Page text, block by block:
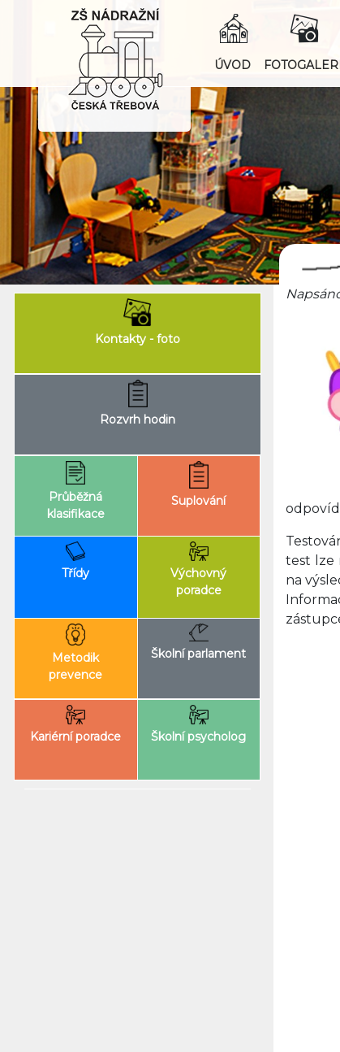
ÚVOD
Kontakty - foto
Rozvrh hodin
Průběžná
klasifikace
Suplování
Třídy
Výchovný
poradce
Metodik
prevence
Školní parlament
Kariérní poradce Školní psycholog
test lze
na